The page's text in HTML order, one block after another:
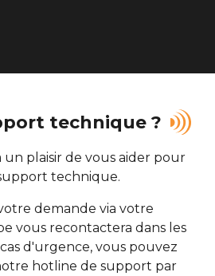
technique ?
un plaisir de vous aider pour
technique.
demande via votre
vous recontactera dans les
d'urgence, vous pouvez
hotline de support par